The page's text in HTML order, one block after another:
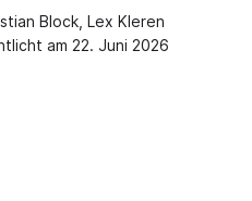
Block, Lex Kleren
am 22. Juni 2026